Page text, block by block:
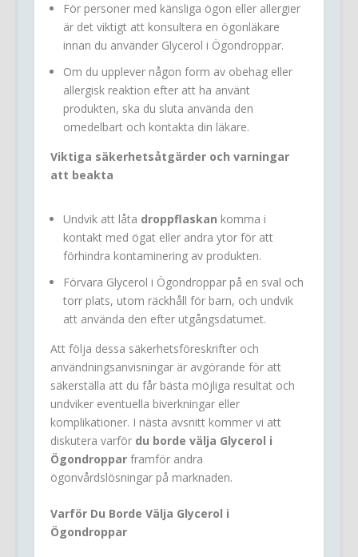
För personer med känsliga ögon eller allergier
är det viktigt att konsultera en ögonläkare
innan du använder Glycerol i Ögondroppar.
Om du upplever någon form av obehag eller
allergisk reaktion efter att ha använt
produkten, ska du sluta använda den
omedelbart och kontakta din läkare.
Viktiga säkerhetsåtgärder och varningar
att beakta
Undvik att låta droppflaskan komma i
kontakt med ögat eller andra ytor för att
förhindra kontaminering av produkten.
Förvara Glycerol i Ögondroppar på en sval och
torr plats, utom räckhåll för barn, och undvik
att använda den efter utgångsdatumet.
Att följa dessa säkerhetsföreskrifter och
användningsanvisningar är avgörande för att
säkerställa att du får bästa möjliga resultat och
undviker eventuella biverkningar eller
komplikationer. I nästa avsnitt kommer vi att
diskutera varför du borde välja Glycerol i
Ögondropparframför andra
ögonvårdslösningar på marknaden.
Varför Du Borde Välja Glycerol i
Ögondroppar